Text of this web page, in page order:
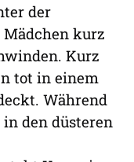
der
kurz
Kurz
tot in einem
Während
den düsteren